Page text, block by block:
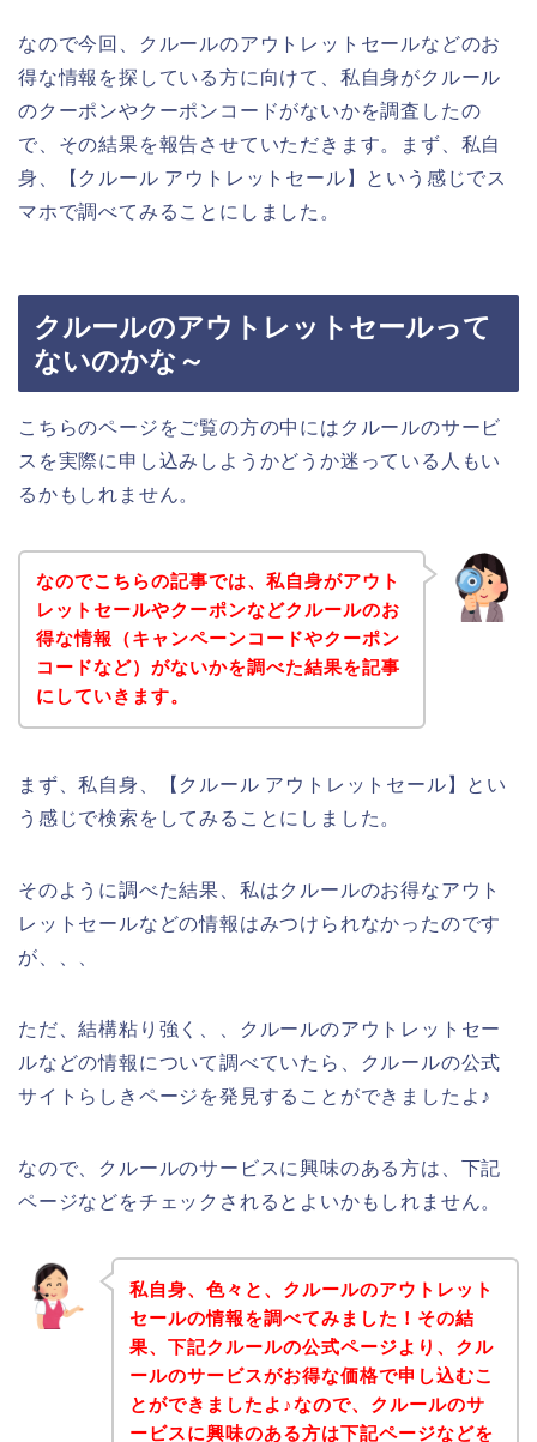
なので今回、クルールのアウトレットセールなどのお
得な情報を探している方に向けて、私自身がクルール
のクーポンやクーポンコードがないかを調査したの
で、その結果を報告させていただきます。まず、私自
身、【クルール アウトレットセール】という感じでス
マホで調べてみることにしました。
クルールのアウトレットセールって
ないのかな～
こちらのページをご覧の方の中にはクルールのサービ
スを実際に申し込みしようかどうか迷っている人もい
るかもしれません。
なのでこちらの記事では、私自身がアウト
レットセールやクーポンなどクルールのお
得な情報（キャンペーンコードやクーポン
コードなど）がないかを調べた結果を記事
にしていきます。
まず、私自身、【クルール アウトレットセール】とい
う感じで検索をしてみることにしました。
そのように調べた結果、私はクルールのお得なアウト
レットセールなどの情報はみつけられなかったのです
が、、、
ただ、結構粘り強く、、クルールのアウトレットセー
ルなどの情報について調べていたら、クルールの公式
サイトらしきページを発見することができましたよ♪
なので、クルールのサービスに興味のある方は、下記
ページなどをチェックされるとよいかもしれません。
私自身、色々と、クルールのアウトレット
セールの情報を調べてみました！その結
果、下記クルールの公式ページより、クル
ールのサービスがお得な価格で申し込むこ
とができましたよ♪なので、クルールのサ
ービスに興味のある方は下記ページなどを